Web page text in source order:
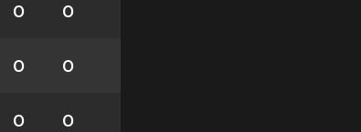
0 0
0 0
0 0